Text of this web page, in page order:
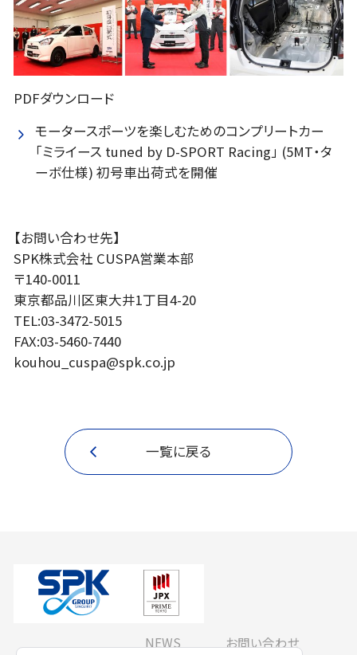
PDFダウンロード
モータースポーツを楽しむためのコンプリートカー
「ミライース tuned by D-SPORT Racing」 (5MT・タ
ーボ仕様) 初号車出荷式を開催
【お問い合わせ先】
SPK株式会社 CUSPA営業本部
〒140-0011
東京都品川区東大井1丁目4-20
TEL:03-3472-5015
FAX:03-5460-7440
kouhou_cuspa@spk.co.jp
一覧に戻る
NEWS お問い合わせ